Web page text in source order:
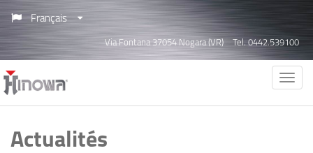
Français
Via Fontana 37054 Nogara (VR) Tel. 0442.539100
Actualités